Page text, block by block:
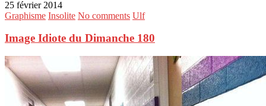
25 février 2014
Graphisme Insolite No comments Ulf
Image Idiote du Dimanche 180